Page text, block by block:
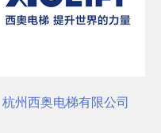
奥的斯电梯（中国）有限公司